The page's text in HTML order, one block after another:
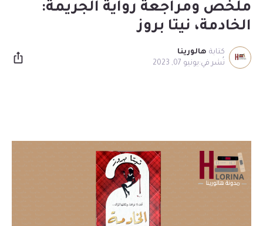
ملخص ومراجعة رواية الجريمة:
الخادمة، نيتا بروز
كتابة هالورينا
يونيو 07, 2023